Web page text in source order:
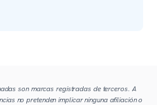
son marcas registradas de terceros. A
no pretenden implicar ninguna afiliación o